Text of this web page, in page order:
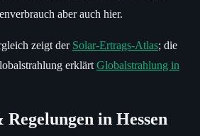
aber auch hier.
zeigt der Solar-Ertrags-Atlas; die
erklärt Globalstrahlung in
in Hessen